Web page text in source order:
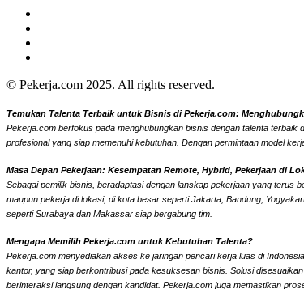
© Pekerja.com 2025. All rights reserved.
Temukan Talenta Terbaik untuk Bisnis di Pekerja.com:
Pekerja.com berfokus pada menghubungkan bisnis dengan talenta
profesional yang siap memenuhi kebutuhan. Dengan permintaan model
Masa Depan Pekerjaan: Kesempatan Remote, Hybrid, Pekerjaan di
Sebagai pemilik bisnis, beradaptasi dengan lanskap pekerjaan yang terus
maupun pekerja di lokasi, di kota besar seperti Jakarta, Bandung,
seperti Surabaya dan Makassar siap bergabung tim.
Mengapa Memilih Pekerja.com untuk Kebutuhan Talenta?
Pekerja.com menyediakan akses ke jaringan pencari kerja luas di
kantor, yang siap berkontribusi pada kesuksesan bisnis. Solusi
berinteraksi langsung dengan kandidat. Pekerja.com juga memastikan